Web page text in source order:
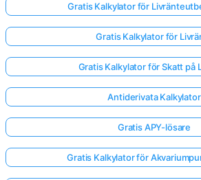
Gratis Kalkylator för
Gratis Kalkylator för
Gratis Kalkylator för Skatt på
Antiderivata Kalkylator
Gratis APY-lösare
Gratis Kalkylator för